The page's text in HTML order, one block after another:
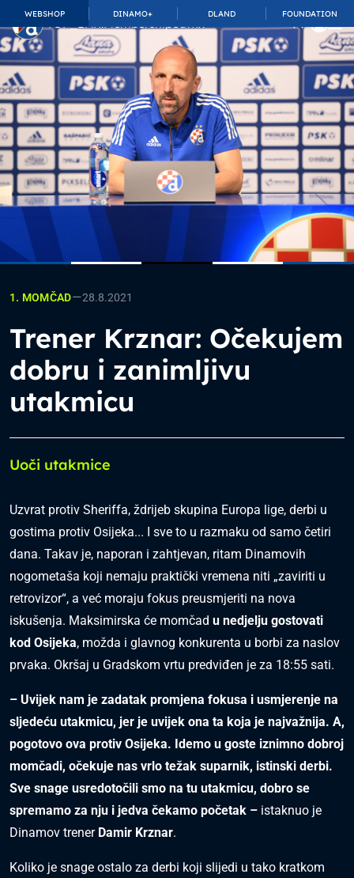
WEBSHOP DINAMO+ DLAND FOUNDATION
TOP_BAR.MembershipSuffix
1. MOMČAD—28.8.2021
Trener Krznar: Očekujem
dobru i zanimljivu
utakmicu
Uoči utakmice
Uzvrat protiv Sheriffa, ždrijeb skupina Europa lige, derbi u
gostima protiv Osijeka... I sve to u razmaku od samo četiri
dana. Takav je, naporan i zahtjevan, ritam Dinamovih
nogometaša koji nemaju praktički vremena niti „zaviriti u
retrovizor“, a već moraju fokus preusmjeriti na nova
iskušenja. Maksimirska će momčad u nedjelju gostovati
kod Osijeka, možda i glavnog konkurenta u borbi za naslov
prvaka. Okršaj u Gradskom vrtu predviđen je za 18:55 sati.
– Uvijek nam je zadatak promjena fokusa i usmjerenje na
sljedeću utakmicu, jer je uvijek ona ta koja je najvažnija. A,
pogotovo ova protiv Osijeka. Idemo u goste iznimno dobroj
momčadi, očekuje nas vrlo težak suparnik, istinski derbi.
Sve snage usredotočili smo na tu utakmicu, dobro se
spremamo za nju i jedva čekamo početak – istaknuo je
Dinamov trener Damir Krznar.
Koliko je snage ostalo za derbi koji slijedi u tako kratkom